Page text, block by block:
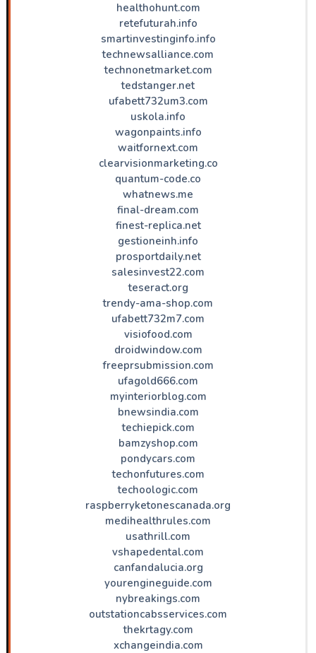
healthohunt.com
retefuturah.info
smartinvestinginfo.info
technewsalliance.com
technonetmarket.com
tedstanger.net
ufabett732um3.com
uskola.info
wagonpaints.info
waitfornext.com
clearvisionmarketing.co
quantum-code.co
whatnews.me
final-dream.com
finest-replica.net
gestioneinh.info
prosportdaily.net
salesinvest22.com
teseract.org
trendy-ama-shop.com
ufabett732m7.com
visiofood.com
droidwindow.com
freeprsubmission.com
ufagold666.com
myinteriorblog.com
bnewsindia.com
techiepick.com
bamzyshop.com
pondycars.com
techonfutures.com
techoologic.com
raspberryketonescanada.org
medihealthrules.com
usathrill.com
vshapedental.com
canfandalucia.org
yourengineguide.com
nybreakings.com
outstationcabsservices.com
thekrtagy.com
xchangeindia.com